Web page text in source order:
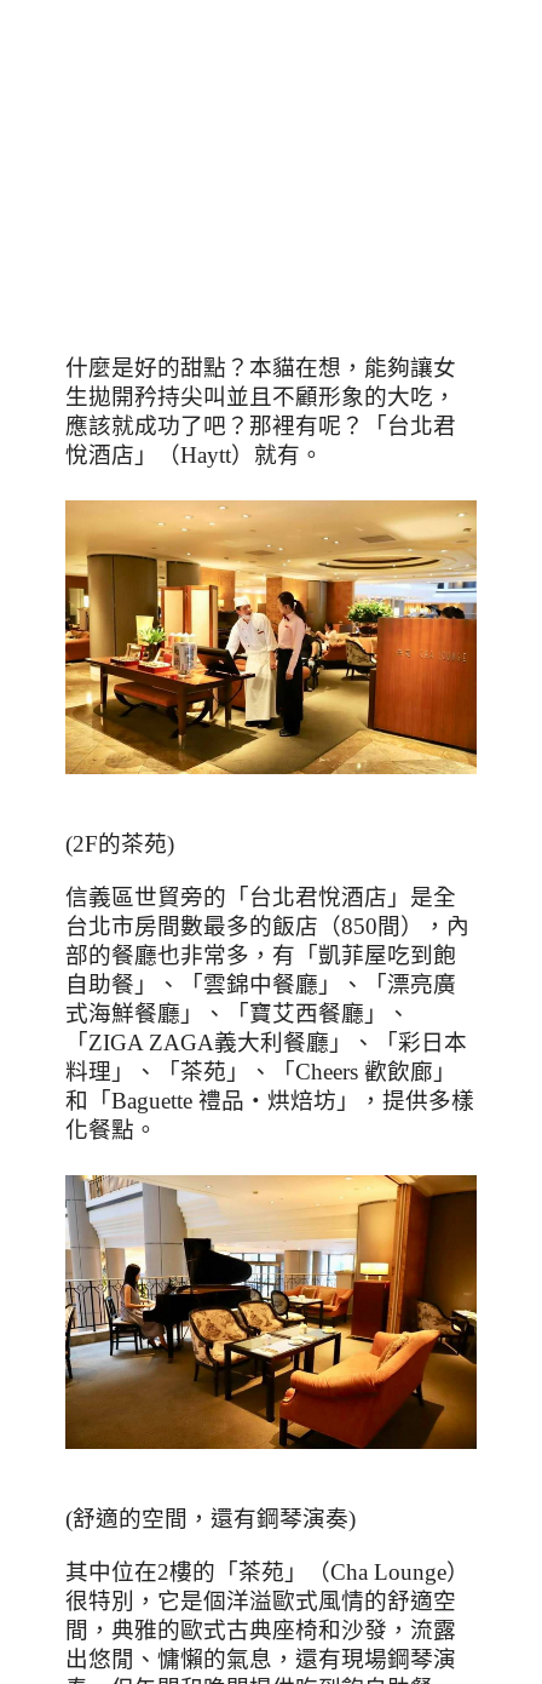
什麼是好的甜點？本貓在想，能夠讓女
生拋開矜持尖叫並且不顧形象的大吃，
應該就成功了吧？那裡有呢？「台北君
悅酒店」（Haytt）就有。
(2F的茶苑)
信義區世貿旁的「台北君悅酒店」是全
台北市房間數最多的飯店（850間），內
部的餐廳也非常多，有「凱菲屋吃到飽
自助餐」、「雲錦中餐廳」、「漂亮廣
式海鮮餐廳」、「寶艾西餐廳」、
「 ZIGA ZAGA義大利餐廳」、「彩日本
料理」、「茶苑」、「 Cheers 歡飲廊」
和「 Baguette 禮品‧烘焙坊」，提供多樣
化餐點。
(舒適的空間，還有鋼琴演奏)
其中位在2樓的「茶苑」（Cha Lounge）
很特別，它是個洋溢歐式風情的舒適空
間，典雅的歐式古典座椅和沙發，流露
出悠閒、慵懶的氣息，還有現場鋼琴演